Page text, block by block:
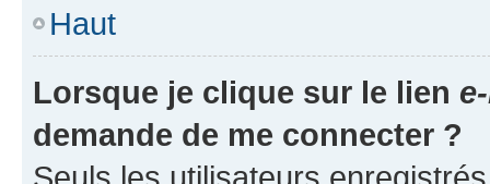
Haut
Lorsque je clique sur le lien
demande de me connecter ?